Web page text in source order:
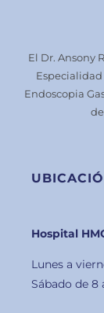
Hospital
Lunes a
Sábado de 8
El Dr. Ansony
Endoscopia